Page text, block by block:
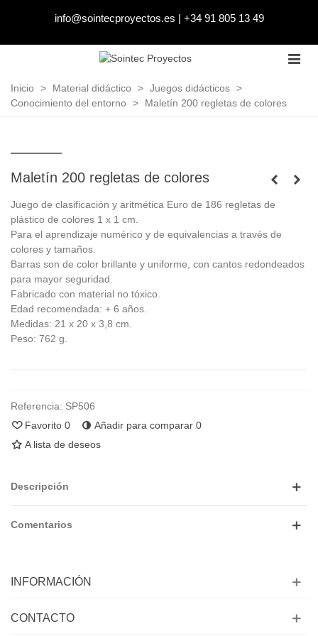
info@sointecproyectos.es | +34 91 805 13 49
Inicio > Material didáctico > Juegos didácticos >
Conocimiento del entorno
> Maletín 200 regletas de colores
Maletín 200 regletas de colores
Juego de clasificación y aritmética Euro de 186 regletas de
plástico de colores 1 x 1 cm.
Para el aprendizaje numérico y de equivalencias a través de
colores y tamaños
Barras son de color brillante y uniforme, con cantos redondeados
para mayor seguridad.
Fabricado con material no tóxico
Edad recomendada: + 6 años.
Medidas: 21 x 20 x 3,8 cm.
Peso: 762 g.
Referencia: SP506
Favorito 0 Añadir para comparar 0
A lista de deseos
Descripción
Comentarios
INFORMACIÓN
CONTACTO